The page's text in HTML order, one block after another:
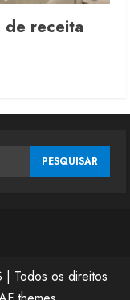
de receita
Todos os direitos